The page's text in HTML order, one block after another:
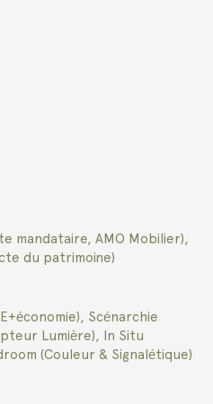
mandataire, AMO Mobilier),
du patrimoine)
Scénarchie
Lumière), In Situ
(Couleur & Signalétique)